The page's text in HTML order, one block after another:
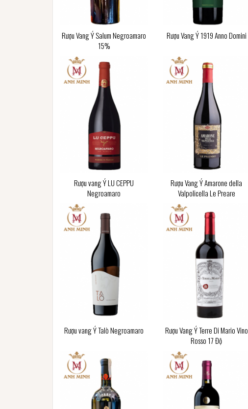
Rượu Vang Ý Salum Negroamaro
15%
Rượu Vang Ý 1919 Anno Domini
Rượu vang Ý LU CEPPU
Negroamaro
Rượu Vang Ý Amarone della
Valpolicella Le Preare
Rượu vang Ý Talò Negroamaro
Rượu Vang Ý Terre Di Mario Vino
Rosso 17 Độ